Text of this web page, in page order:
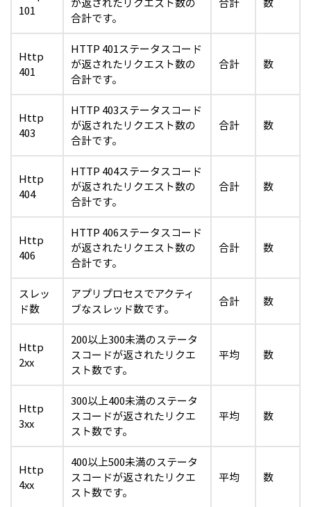
101
合計です。
Http
401
HTTP 401ステータスコード
が返されたリクエスト数の
合計です。
合計 数
Http
403
HTTP 403ステータスコード
が返されたリクエスト数の
合計です。
合計 数
Http
404
HTTP 404ステータスコード
が返されたリクエスト数の
合計です。
合計 数
Http
406
HTTP 406ステータスコード
が返されたリクエスト数の
合計です。
合計 数
スレッ
ド数
アプリプロセスでアクティ
ブなスレッド数です。
合計 数
Http
2xx
200以上300未満のステータ
スコードが返されたリクエ
スト数です。
平均 数
Http
3xx
300以上400未満のステータ
スコードが返されたリクエ
スト数です。
平均 数
Http
4xx
400以上500未満のステータ
スコードが返されたリクエ
スト数です。
平均 数